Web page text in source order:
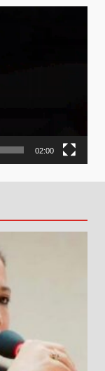
02:00